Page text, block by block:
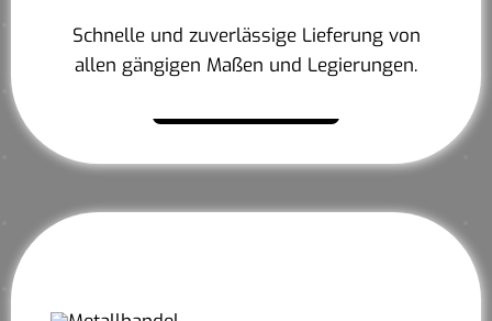
Schnelle und zuverlässige Lieferung von
allen gängigen Maßen und Legierungen.